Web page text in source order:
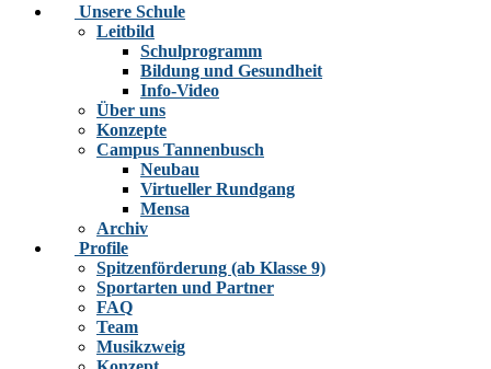
Unsere Schule
Leitbild
Schulprogramm
Bildung und Gesundheit
Info-Video
Über uns
Konzepte
Campus Tannenbusch
Neubau
Virtueller Rundgang
Mensa
Archiv
Profile
Spitzenförderung (ab Klasse 9)
Sportarten und Partner
FAQ
Team
Musikzweig